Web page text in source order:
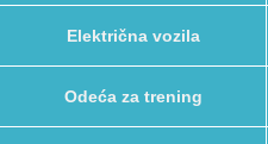
Električna vozila
Odeća za trening